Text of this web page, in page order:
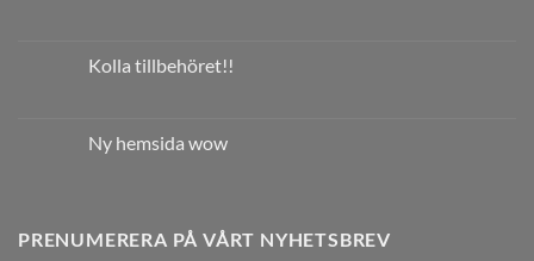
Kolla tillbehöret!!
Ny hemsida wow
PRENUMERERA PÅ VÅRT NYHETSBREV